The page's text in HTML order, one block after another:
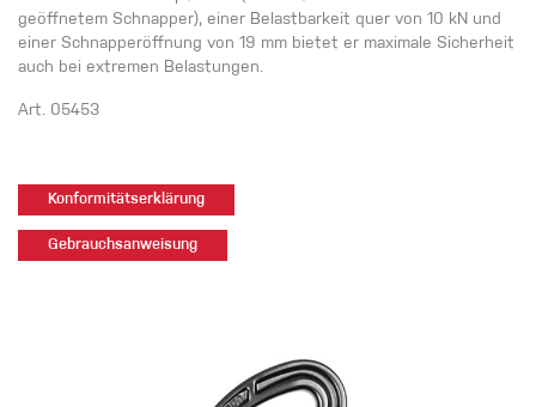
geöffnetem Schnapper), einer Belastbarkeit quer von 10 kN und
einer Schnapperöffnung von 19 mm bietet er maximale Sicherheit
auch bei extremen Belastungen.
Art. 05453
Konformitätserklärung
Gebrauchsanweisung